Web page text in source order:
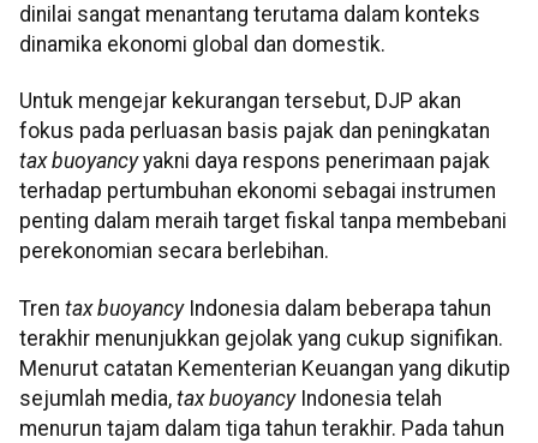
dinilai sangat menantang terutama dalam konteks
dinamika ekonomi global dan domestik.
Untuk mengejar kekurangan tersebut, DJP akan
fokus pada perluasan basis pajak dan peningkatan
tax buoyancyyakni daya respons penerimaan pajak
terhadap pertumbuhan ekonomi sebagai instrumen
penting dalam meraih target fiskal tanpa membebani
perekonomian secara berlebihan.
Tren tax buoyancyIndonesia dalam beberapa tahun
terakhir menunjukkan gejolak yang cukup signifikan.
Menurut catatan Kementerian Keuangan yang dikutip
sejumlah media, tax buoyancyIndonesia telah
menurun tajam dalam tiga tahun terakhir. Pada tahun